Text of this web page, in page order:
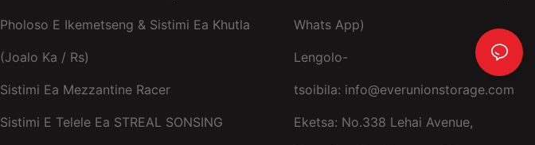
Pholoso E Ikemetseng & Sistimi Ea Khutla
(joalo Ka / Rs)
Sistimi Ea Mezzantine Racer
Sistimi E Telele Ea STREAL SONSING
Whats App)
Lengolo-
tsoibila: info@everunionstorage.com
Eketsa: No.338 Lehai Avenue,